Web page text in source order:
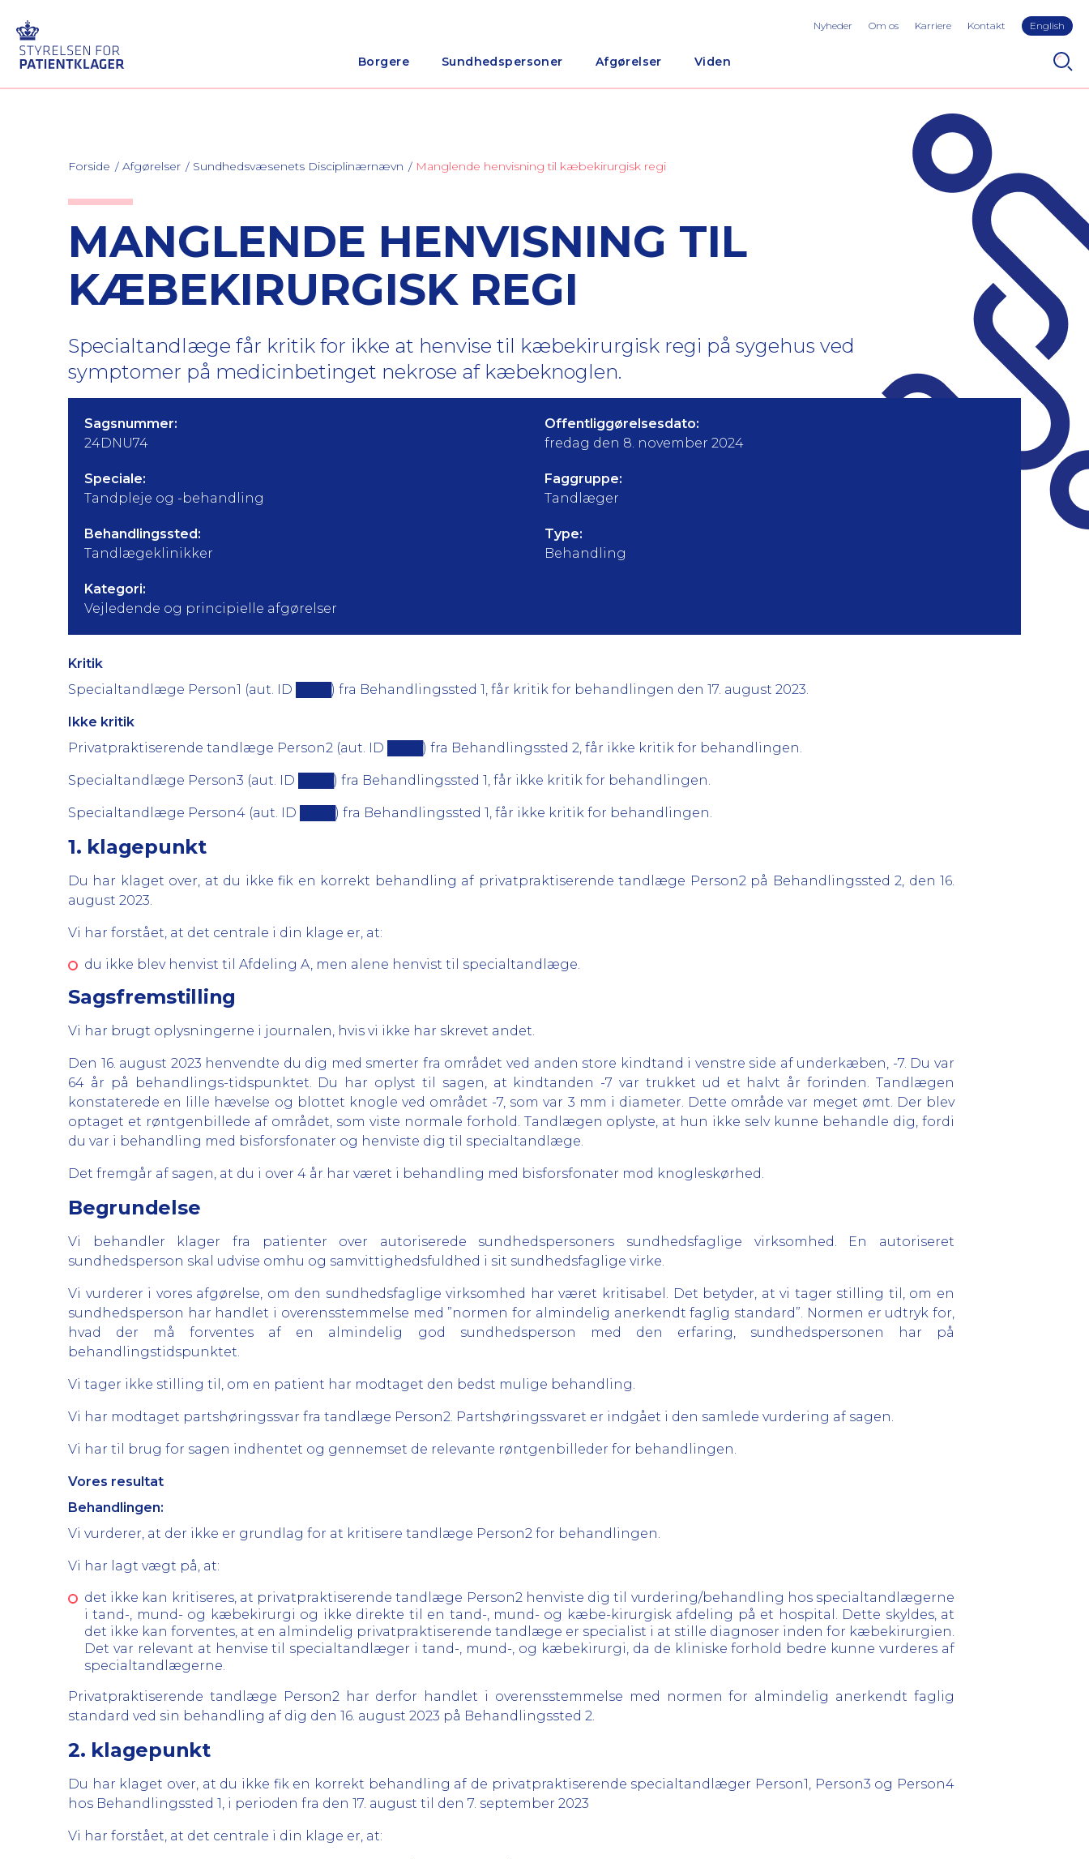
Borgere Sundhedspersoner Afgørelser Viden
Nyheder Om os Karriere Kontakt English
Forside Afgørelser Sundhedsvæsenets Disciplinærnævn Manglende henvisning til kæbekirurgisk regi
MANGLENDE HENVISNING TIL
KÆBEKIRURGISK REGI
Specialtandlæge får kritik for ikke at henvise til kæbekirurgisk regi på sygehus ved
symptomer på medicinbetinget nekrose af kæbeknoglen.
Sagsnummer:
24DNU74
Offentliggørelsesdato:
fredag den 8. november 2024
Speciale:
Tandpleje og -behandling
Faggruppe:
Tandlæger
Behandlingssted:
Tandlægeklinikker
Type:
Behandling
Kategori:
Vejledende og principielle afgørelser
Kritik
Specialtandlæge Person1 (aut. ID ████) fra Behandlingssted 1, får kritik for behandlingen den 17. august 2023.
Ikke kritik
Privatpraktiserende tandlæge Person2 (aut. ID ████) fra Behandlingssted 2, får ikke kritik for behandlingen.
Specialtandlæge Person3 (aut. ID ████) fra Behandlingssted 1, får ikke kritik for behandlingen.
Specialtandlæge Person4 (aut. ID ████) fra Behandlingssted 1, får ikke kritik for behandlingen.
1. klagepunkt
Du har klaget over, at du ikke fik en korrekt behandling af privatpraktiserende tandlæge Person2 på Behandlingssted 2, den 16.
august 2023.
Vi har forstået, at det centrale i din klage er, at:
du ikke blev henvist til Afdeling A, men alene henvist til specialtandlæge.
Sagsfremstilling
Vi har brugt oplysningerne i journalen, hvis vi ikke har skrevet andet.
Den 16. august 2023 henvendte du dig med smerter fra området ved anden store kindtand i venstre side af underkæben, -7. Du var
64 år på behandlings-tidspunktet. Du har oplyst til sagen, at kindtanden -7 var trukket ud et halvt år forinden. Tandlægen
konstaterede en lille hævelse og blottet knogle ved området -7, som var 3 mm i diameter. Dette område var meget ømt. Der blev
optaget et røntgenbillede af området, som viste normale forhold. Tandlægen oplyste, at hun ikke selv kunne behandle dig, fordi
du var i behandling med bisforsfonater og henviste dig til specialtandlæge.
Det fremgår af sagen, at du i over 4 år har været i behandling med bisforsfonater mod knogleskørhed.
Begrundelse
Vi behandler klager fra patienter over autoriserede sundhedspersoners sundhedsfaglige virksomhed. En autoriseret
sundhedsperson skal udvise omhu og samvittighedsfuldhed i sit sundhedsfaglige virke.
Vi vurderer i vores afgørelse, om den sundhedsfaglige virksomhed har været kritisabel. Det betyder, at vi tager stilling til, om en
sundhedsperson har handlet i overensstemmelse med ”normen for almindelig anerkendt faglig standard”. Normen er udtryk for,
hvad der må forventes af en almindelig god sundhedsperson med den erfaring, sundhedspersonen har på
behandlingstidspunktet.
Vi tager ikke stilling til, om en patient har modtaget den bedst mulige behandling.
Vi har modtaget partshøringssvar fra tandlæge Person2. Partshøringssvaret er indgået i den samlede vurdering af sagen.
Vi har til brug for sagen indhentet og gennemset de relevante røntgenbilleder for behandlingen.
Vores resultat
Behandlingen:
Vi vurderer, at der ikke er grundlag for at kritisere tandlæge Person2 for behandlingen.
Vi har lagt vægt på, at:
det ikke kan kritiseres, at privatpraktiserende tandlæge Person2 henviste dig til vurdering/behandling hos specialtandlægerne
i tand-, mund- og kæbekirurgi og ikke direkte til en tand-, mund- og kæbe-kirurgisk afdeling på et hospital. Dette skyldes, at
det ikke kan forventes, at en almindelig privatpraktiserende tandlæge er specialist i at stille diagnoser inden for kæbekirurgien.
Det var relevant at henvise til specialtandlæger i tand-, mund-, og kæbekirurgi, da de kliniske forhold bedre kunne vurderes af
specialtandlægerne.
Privatpraktiserende tandlæge Person2 har derfor handlet i overensstemmelse med normen for almindelig anerkendt faglig
standard ved sin behandling af dig den 16. august 2023 på Behandlingssted 2.
2. klagepunkt
Du har klaget over, at du ikke fik en korrekt behandling af de privatpraktiserende specialtandlæger Person1, Person3 og Person4
hos Behandlingssted 1, i perioden fra den 17. august til den 7. september 2023
Vi har forstået, at det centrale i din klage er, at: